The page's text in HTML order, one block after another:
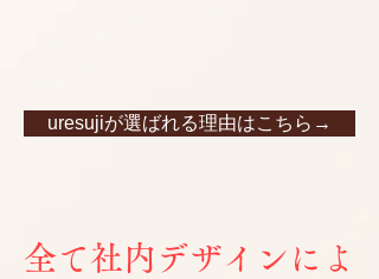
uresujiが選ばれる理由はこちら→
全て社内デザインによ